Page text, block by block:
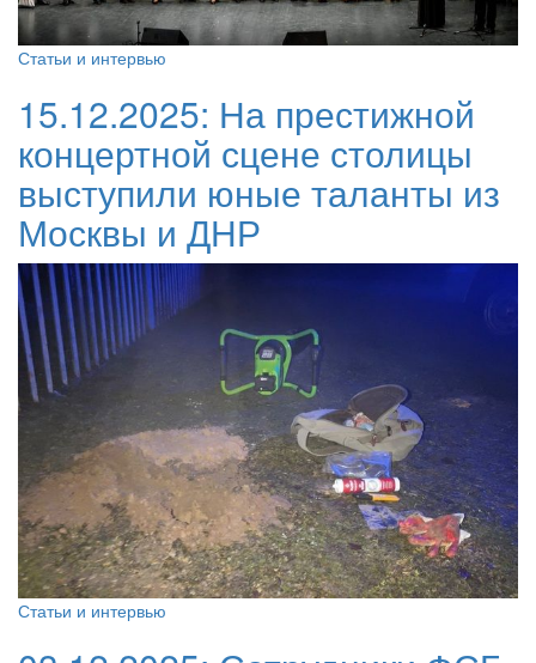
Статьи и интервью
15.12.2025: На престижной
концертной сцене столицы
выступили юные таланты из
Москвы и ДНР
Статьи и интервью